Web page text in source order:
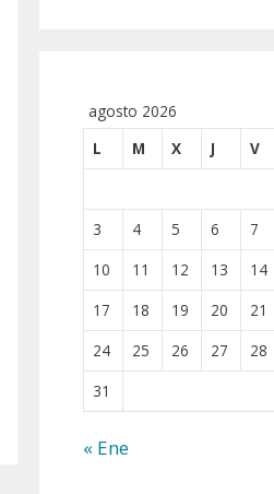
agosto 2026
L
M X J V
3
4 5 6 7
10
11 12 13 14
17
18 19 20 21
24
25 26 27 28
31
« Ene